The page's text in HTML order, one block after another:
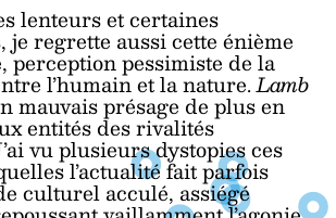
lenteurs et certaines
regrette aussi cette énième
perception pessimiste de la
l’humain et la nature.Lamb
mauvais présage de plus en
entités des rivalités
vu plusieurs dystopies ces
l’actualité fait parfois
culturel acculé, assiégé